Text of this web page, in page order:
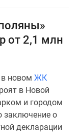
от 2,1 млн
новом ЖК
в Новой
и городом
заключение о
декларации